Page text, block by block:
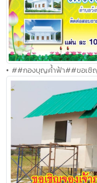
• ##กองบุญค้ำฟ้า##ขอเชิญ